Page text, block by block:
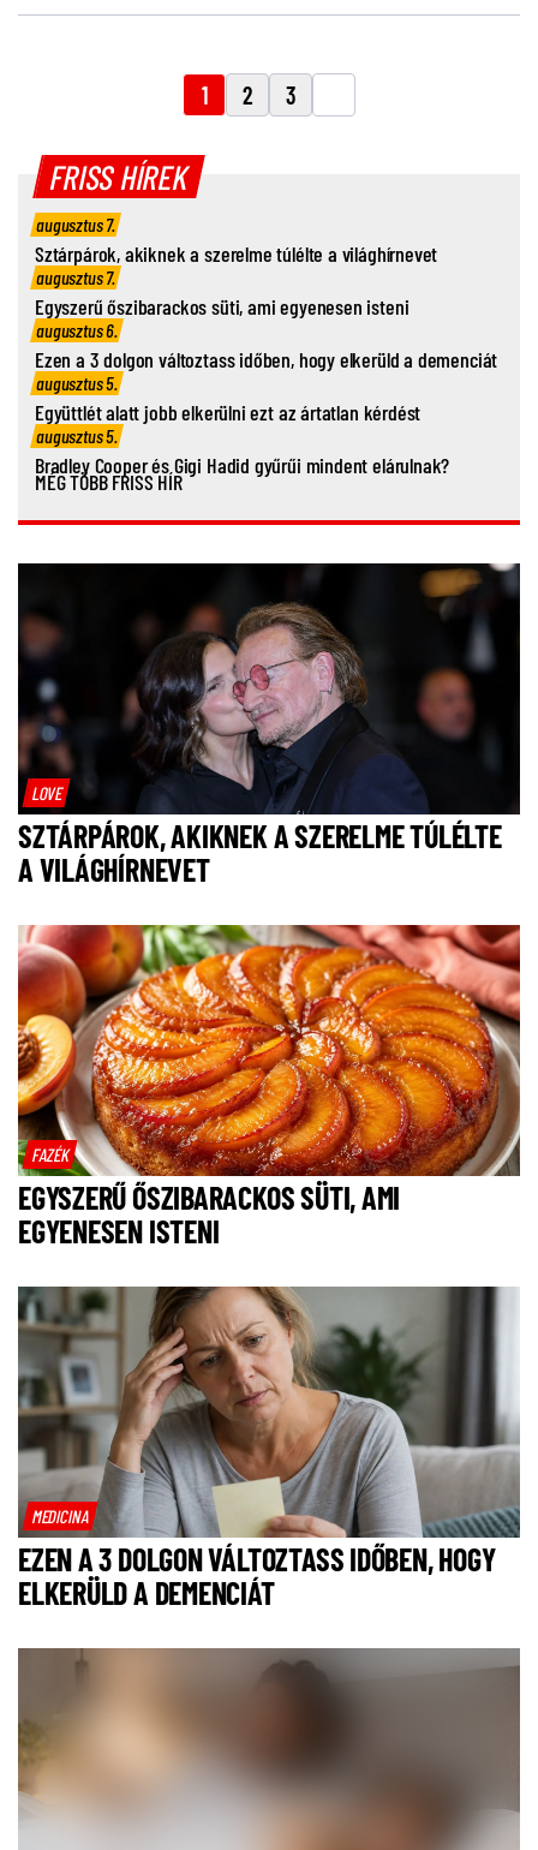
1 2 3
FRISS HÍREK
augusztus 7.
Sztárpárok, akiknek a szerelme túlélte a világhírnevet
augusztus 7.
Egyszerű őszibarackos süti, ami egyenesen isteni
augusztus 6.
Ezen a 3 dolgon változtass időben, hogy elkerüld a demenciát
augusztus 5.
Együttlét alatt jobb elkerülni ezt az ártatlan kérdést
augusztus 5.
Bradley Cooper és Gigi Hadid gyűrűi mindent elárulnak?
MÉG TÖBB FRISS HÍR
LOVE
SZTÁRPÁROK, AKIKNEK A SZERELME TÚLÉLTE
A VILÁGHÍRNEVET
FAZÉK
EGYSZERŰ ŐSZIBARACKOS SÜTI, AMI
EGYENESEN ISTENI
MEDICINA
EZEN A 3 DOLGON VÁLTOZTASS IDŐBEN, HOGY
ELKERÜLD A DEMENCIÁT